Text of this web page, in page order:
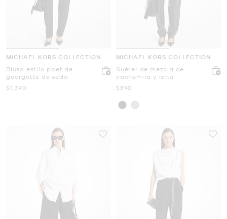
MICHAEL KORS COLLECTION
Blusa estilo poet de
georgette de seda
Ahora
$1,390
MICHAEL KORS COLLECTION
Suéter de mezcla de
cachemira y lana
Ahora
$890